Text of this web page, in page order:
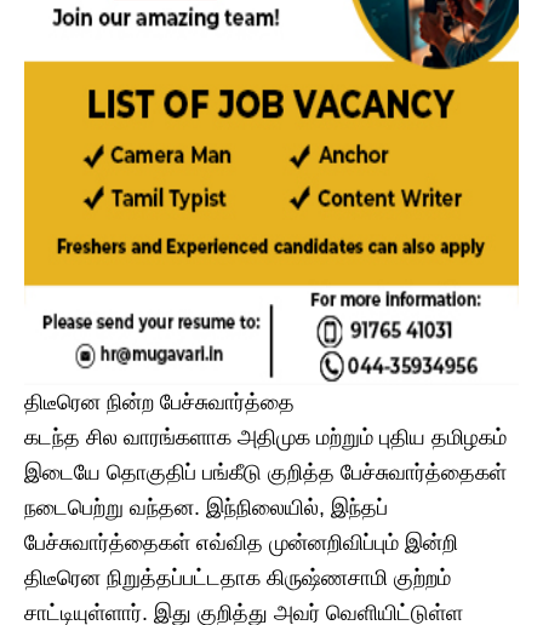
​திடீரென நின்ற பேச்சுவார்த்தை
கடந்த சில வாரங்களாக அதிமுக மற்றும் புதிய தமிழகம்
இடையே தொகுதிப் பங்கீடு குறித்த பேச்சுவார்த்தைகள்
நடைபெற்று வந்தன. இந்நிலையில், இந்தப்
பேச்சுவார்த்தைகள் எவ்வித முன்னறிவிப்பும் இன்றி
திடீரென நிறுத்தப்பட்டதாக கிருஷ்ணசாமி குற்றம்
சாட்டியுள்ளார். இது குறித்து அவர் வெளியிட்டுள்ள